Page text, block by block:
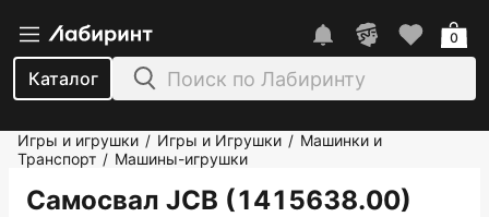
Каталог
0
Игры и игрушки / Игры и Игрушки / Машинки и
Транспорт / Машины-игрушки
Самосвал JCB (1415638.00)